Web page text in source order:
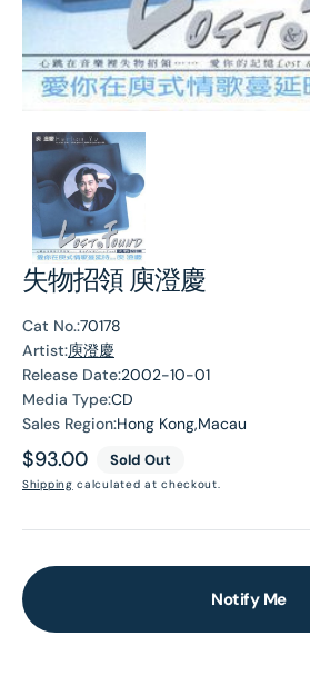
失物招領 庾澄慶
Cat No.:70178
Artist:庾澄慶
Release Date:2002-10-01
Media Type:CD
Sales Region:Hong Kong,Macau
Regular
price
$93.00 Sold Out
Shipping calculated at checkout.
Notify Me